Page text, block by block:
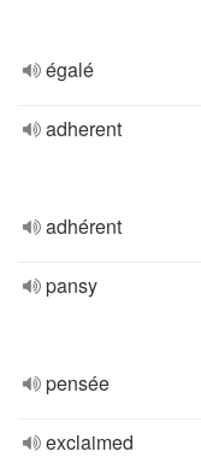
égalé
adherent
adhérent
pansy
pensée
exclaimed